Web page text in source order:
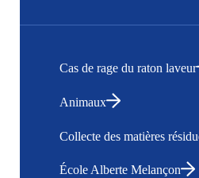
Cas de rage du raton laveur
Animaux
Collecte des matières
École Alberte Melançon